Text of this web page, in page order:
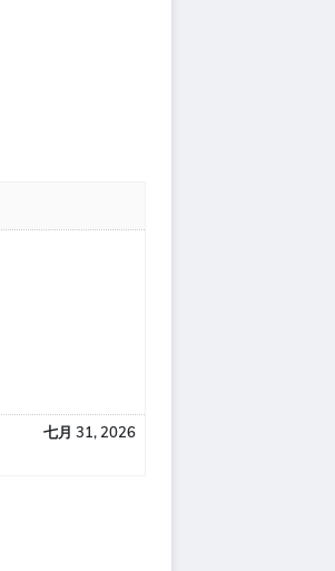
七月 31, 2026